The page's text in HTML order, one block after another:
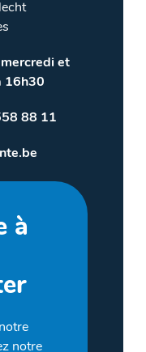
et
16h30
88 11
à
notre